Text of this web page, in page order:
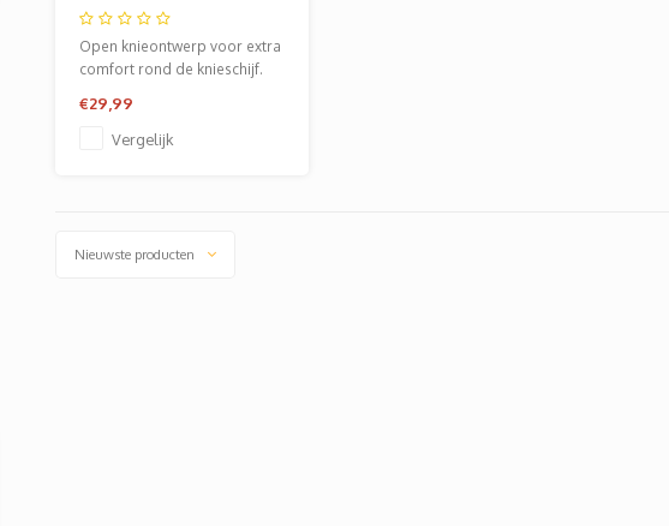
Open Patella
Open knieontwerp voor extra
comfort rond de knieschijf.
voor een plattere, schonere
en sterkere naad.
€29,99
Vergelijk
Nieuwste producten